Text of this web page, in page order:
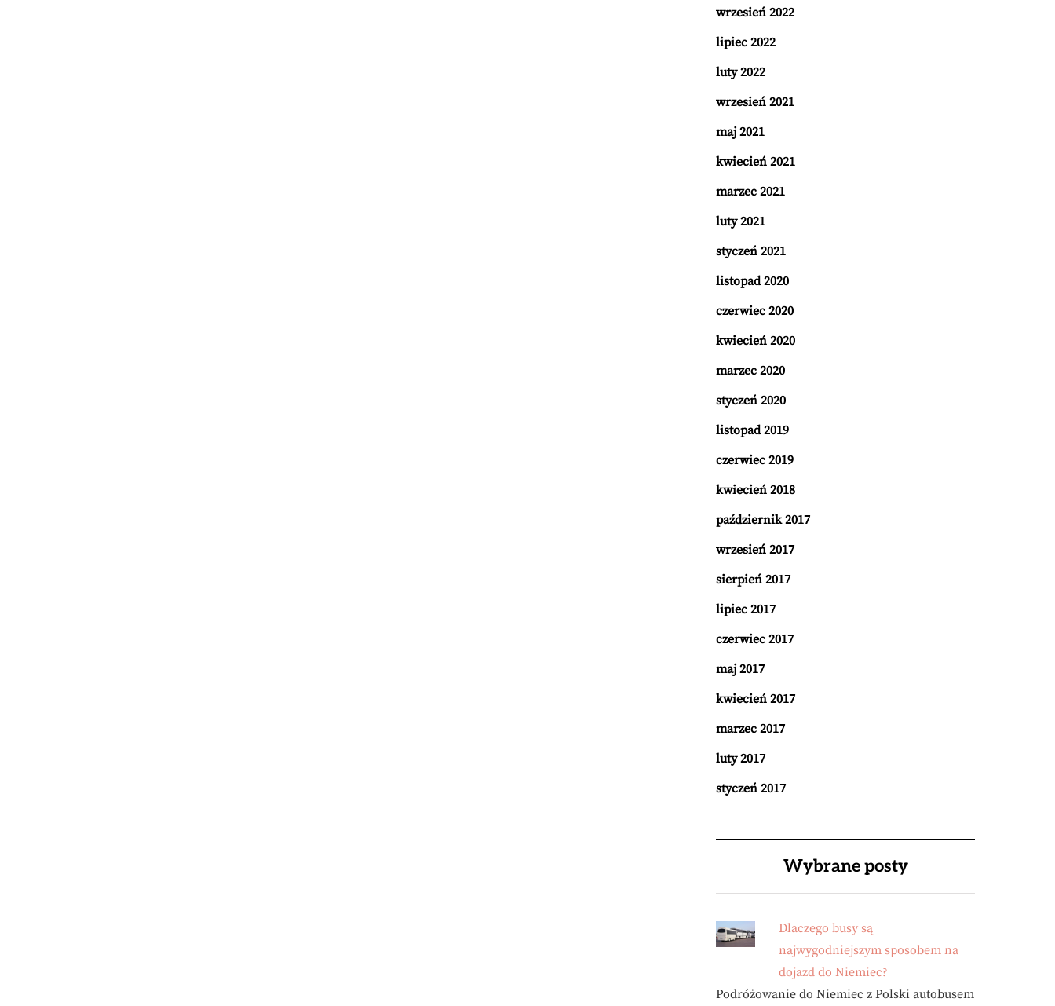
wrzesień 2022
lipiec 2022
luty 2022
wrzesień 2021
maj 2021
kwiecień 2021
marzec 2021
luty 2021
styczeń 2021
listopad 2020
czerwiec 2020
kwiecień 2020
marzec 2020
styczeń 2020
listopad 2019
czerwiec 2019
kwiecień 2018
październik 2017
wrzesień 2017
sierpień 2017
lipiec 2017
czerwiec 2017
maj 2017
kwiecień 2017
marzec 2017
luty 2017
styczeń 2017
Wybrane posty
Dlaczego busy są
najwygodniejszym sposobem na
dojazd do Niemiec?
Podróżowanie do Niemiec z Polski autobusem